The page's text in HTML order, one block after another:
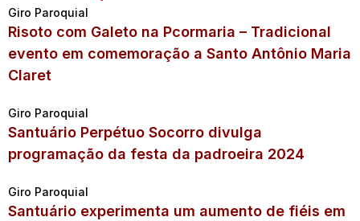
Giro Paroquial
Risoto com Galeto na Pcormaria – Tradicional
evento em comemoração a Santo Antônio Maria
Claret
Giro Paroquial
Santuário Perpétuo Socorro divulga
programação da festa da padroeira 2024
Giro Paroquial
Santuário experimenta um aumento de fiéis em